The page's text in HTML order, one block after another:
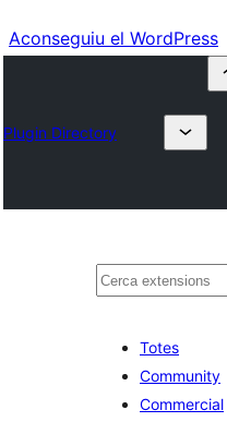
Aconseguiu el WordPress
Plugin Directory
Cerca
Totes
Community
Commercial